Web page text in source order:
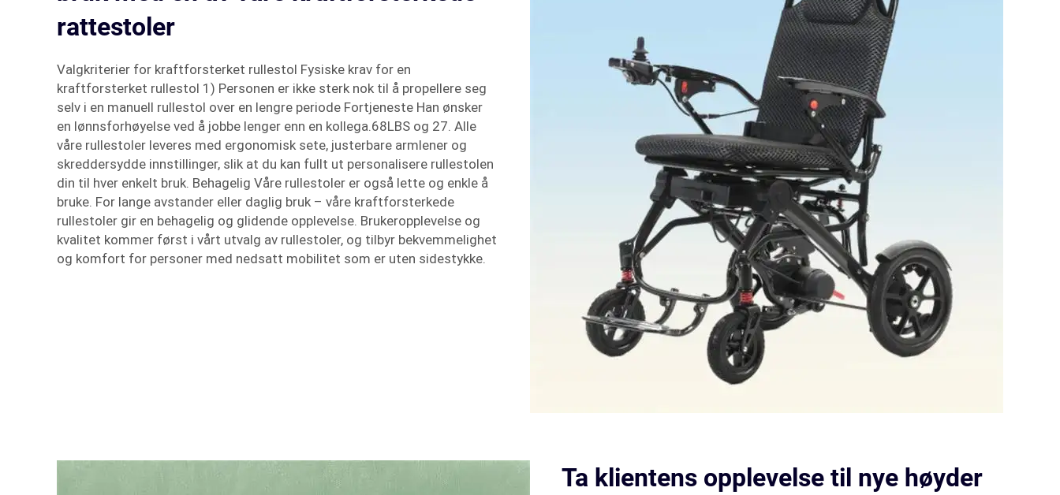
rattestoler
Valgkriterier for kraftforsterket rullestol Fysiske krav for en
kraftforsterket rullestol 1) Personen er ikke sterk nok til å propellere seg
selv i en manuell rullestol over en lengre periode Fortjeneste Han ønsker
en lønnsforhøyelse ved å jobbe lenger enn en kollega.68LBS og 27. Alle
våre rullestoler leveres med ergonomisk sete, justerbare armlener og
skreddersydde innstillinger, slik at du kan fullt ut personalisere rullestolen
din til hver enkelt bruk. Behagelig Våre rullestoler er også lette og enkle å
bruke. For lange avstander eller daglig bruk – våre kraftforsterkede
rullestoler gir en behagelig og glidende opplevelse. Brukeropplevelse og
kvalitet kommer først i vårt utvalg av rullestoler, og tilbyr bekvemmelighet
og komfort for personer med nedsatt mobilitet som er uten sidestykke.
Ta klientens opplevelse til nye høyder